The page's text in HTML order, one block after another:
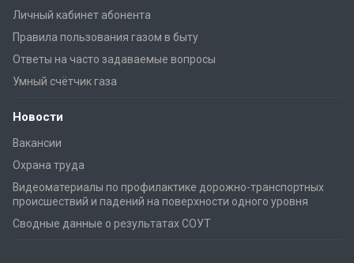
Личный кабинет абонента
Правила пользования газом в быту
Ответы на часто задаваемые вопросы
Умный счётчик газа
Новости
Вакансии
Охрана труда
Видеоматериалы по профилактике дорожно-транспортных
происшествий и падений на поверхности одного уровня
Сводные данные о результатах СОУТ